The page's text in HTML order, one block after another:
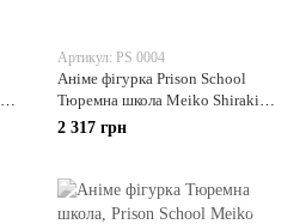
Артикул: PS 0004
Аніме фігурка Prison School
Тюремна школа Meiko Shiraki
Меіко Сіракі, 17 см (PS 0004)
2 317 грн